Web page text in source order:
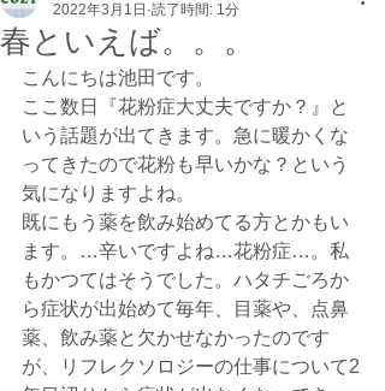
春といえば。。。
2022年3月1日 読了時間: 1分
こんにちは池田です。
ここ数日『花粉症大丈夫ですか？』と
いう話題が出てきます。急に暖かくな
ってきたので花粉も早いかな？という
気になりますよね。
既にもう薬を飲み始めてる方とかもい
ます。…辛いですよね…花粉症…。私
もかつてはそうでした。ハタチごろか
ら症状が出始めて毎年、目薬や、点鼻
薬、飲み薬と欠かせなかったのです
が、リフレクソロジーの仕事について2